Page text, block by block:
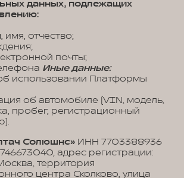
данных, подлежащих
имя, отчество;
почты;
Иные данные:
использовании Платформы
об автомобиле (VIN, модель,
пробег, регистрационный
Солюшнс» ИНН 7703388936
адрес регистрации:
территория
центра Сколково, улица